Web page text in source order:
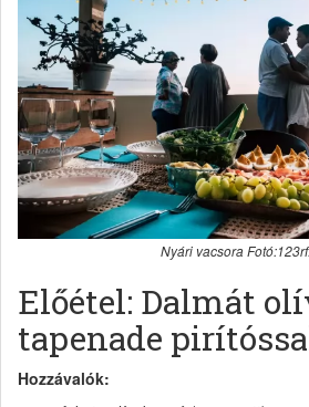
Nyári vacsora
Előétel: Dalmát
tapenade
Hozzávalók: